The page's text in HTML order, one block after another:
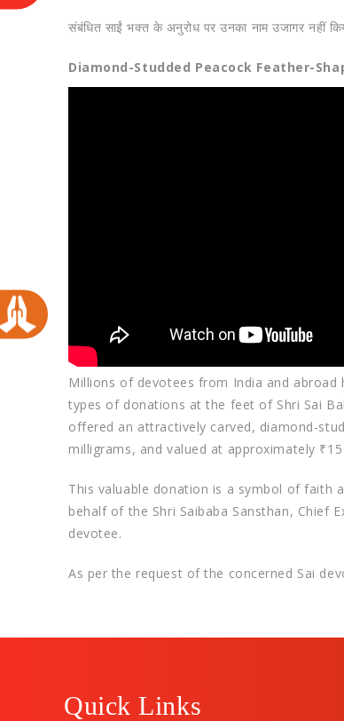
संबंधित साईं भक्त के अनुरोध पर उनका नाम उजागर नहीं
Diamond-Studded Peacock Feather-
​Millions of devotees from India and
types of donations at the feet of Shri Sai
offered an attractively carved, diamond-
milligrams, and valued at approximately
​This valuable donation is a symbol of faith
behalf of the Shri Saibaba Sansthan, Chief
devotee.
As per the request of the concerned Sai
Quick Links